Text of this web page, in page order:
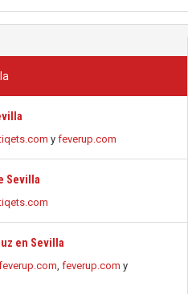
y feverup.com
Sevilla
en Sevilla
, feverup.com y